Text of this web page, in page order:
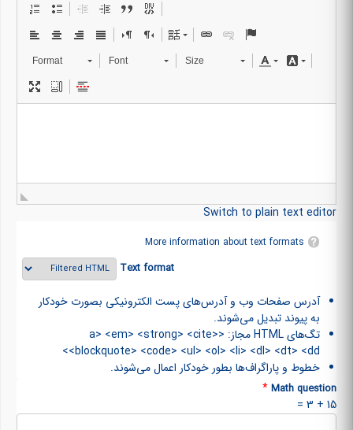
Format Font Size
Switch to plain text editor
More information about text formats
Text format
آدرس صفحات وب و آدرس‌های پست الکترونیکی بصورت خودکار
به پیوند تبدیل می‌شوند.
تگ‌های HTML مجاز: <a> <em> <strong> <cite>
<blockquote> <code> <ul> <ol> <li> <dl> <dt> <dd>
خطوط و پاراگراف‌ها بطور خودکار اعمال می‌شوند.
Math question
*
15 + 3 =